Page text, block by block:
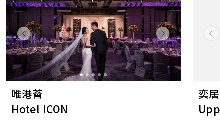
Previous Next
唯港薈
Hotel ICON
奕居